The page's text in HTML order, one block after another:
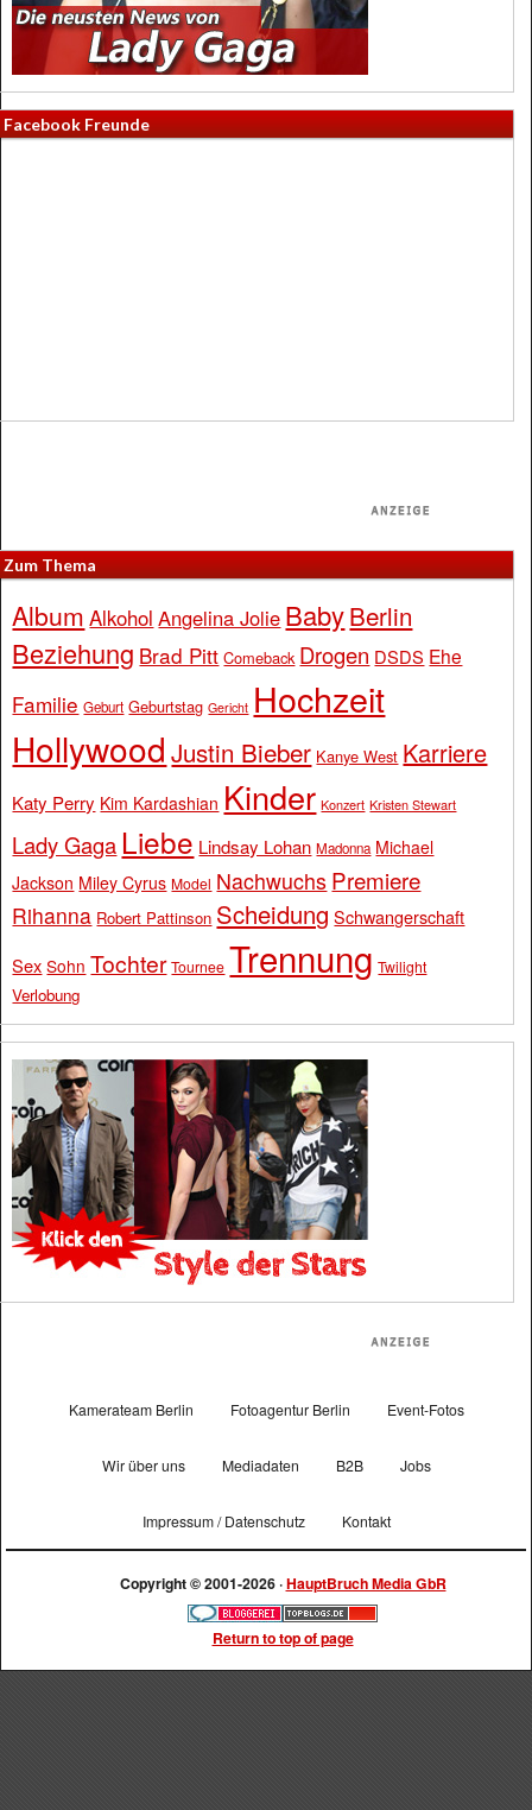
Facebook Freunde
Zum Thema
Album Alkohol Angelina Jolie BabyBerlin
Beziehung Brad Pitt Comeback Drogen DSDS Ehe
Familie Geburt Geburtstag Gericht Hochzeit
Hollywood Justin Bieber Kanye West Karriere
Katy Perry Kim Kardashian Kinder Konzert Kristen Stewart
Lady Gaga Liebe Lindsay Lohan Madonna Michael
Jackson Miley Cyrus Model Nachwuchs Premiere
Rihanna Robert Pattinson Scheidung Schwangerschaft
Sex Sohn Tochter Tournee Trennung Twilight
Verlobung
Kamerateam Berlin Fotoagentur Berlin Event-Fotos
Wir über uns Mediadaten B2B Jobs
Impressum / Datenschutz Kontakt
Copyright © 2001-2026 ·HauptBruch Media GbR
Return to top of page